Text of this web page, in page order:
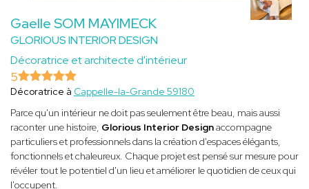
Gaelle SOM MAYIMECK
GLORIOUS INTERIOR DESIGN
Décoratrice et architecte d'intérieur
5
Décoratrice à Cappelle-la-Grande 59180
Parce qu'un intérieur ne doit pas seulement être beau, mais aussi
raconter une histoire, Glorious Interior Designaccompagne
particuliers et professionnels dans la création d'espaces élégants,
fonctionnels et chaleureux. Chaque projet est pensé sur mesure pour
révéler tout le potentiel d'un lieu et améliorer le quotidien de ceux qui
l'occupent.